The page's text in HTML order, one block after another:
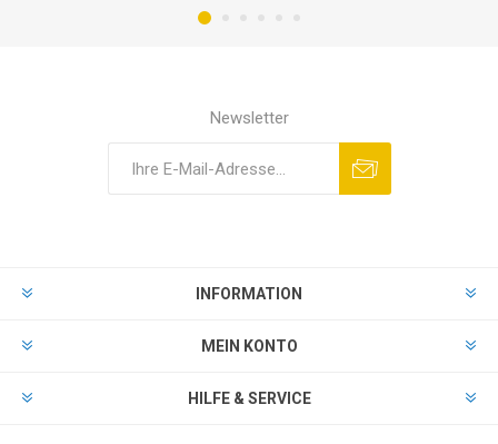
Newsletter
INFORMATION
MEIN KONTO
HILFE & SERVICE